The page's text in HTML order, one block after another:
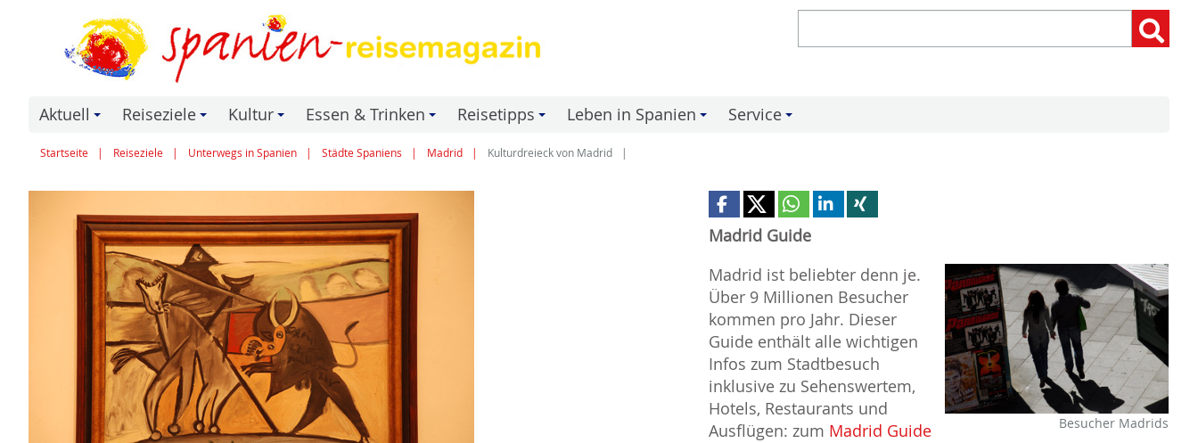
Suchen:
Aktuell Reiseziele Kultur Essen & Trinken Reisetipps Leben in Spanien Service
Startseite Reiseziele Unterwegs in Spanien Städte Spaniens Madrid Kulturdreieck von Madrid
Madrid Guide
Besucher Madrids
Madrid ist beliebter denn je.
Über 9 Millionen Besucher
kommen pro Jahr. Dieser
Guide enthält alle wichtigen
Infos zum Stadtbesuch
inklusive zu Sehenswertem,
Hotels, Restaurants und
Ausflügen: zum Madrid Guide